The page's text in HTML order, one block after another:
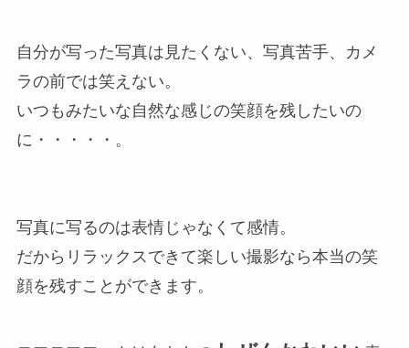
自分が写った写真は見たくない、写真苦手、カメ
ラの前では笑えない。
いつもみたいな自然な感じの笑顔を残したいの
に・・・・・。
写真に写るのは表情じゃなくて感情。
だからリラックスできて楽しい撮影なら本当の笑
顔を残すことができます。